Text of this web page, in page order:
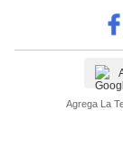
Agrega La